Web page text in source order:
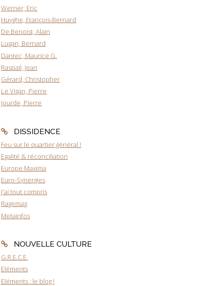
Werner, Eric
Huyghe, François-Bernard
De Benoist, Alain
Lugan, Bernard
Dantec, Maurice G.
Raspail, Jean
Gérard, Christopher
Le Vigan, Pierre
Jourde, Pierre
DISSIDENCE
Feu sur le quartier général !
Egalité & réconciliation
Europe Maxima
Euro-Synergies
J'ai tout compris
Ragemag
Metainfos
NOUVELLE CULTURE
G.R.E.C.E.
Eléments
Eléments : le blog !